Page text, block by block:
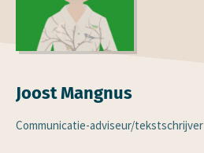
Joost Mangnus
Communicatie-adviseur/tekstschrijver